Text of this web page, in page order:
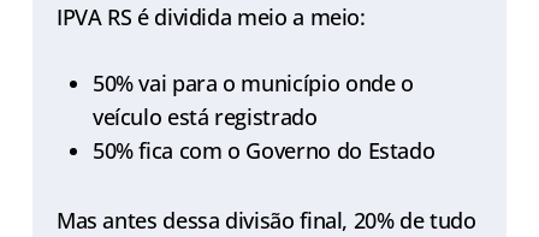
IPVA RS é dividida meio a meio:
50% vai para o município onde o
veículo está registrado
50% fica com o Governo do Estado
Mas antes dessa divisão final, 20% de tudo